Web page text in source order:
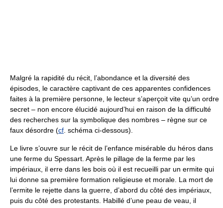
Malgré la rapidité du récit, l’abondance et la diversité des
épisodes, le caractère captivant de ces apparentes confidences
faites à la première personne, le lecteur s’aperçoit vite qu’un ordre
secret – non encore élucidé aujourd’hui en raison de la difficulté
des recherches sur la symbolique des nombres – règne sur ce
faux désordre (cf . schéma ci-dessous).
Le livre s’ouvre sur le récit de l’enfance misérable du héros dans
une ferme du Spessart. Après le pillage de la ferme par les
impériaux, il erre dans les bois où il est recueilli par un ermite qui
lui donne sa première formation religieuse et morale. La mort de
l’ermite le rejette dans la guerre, d’abord du côté des impériaux,
puis du côté des protestants. Habillé d’une peau de veau, il